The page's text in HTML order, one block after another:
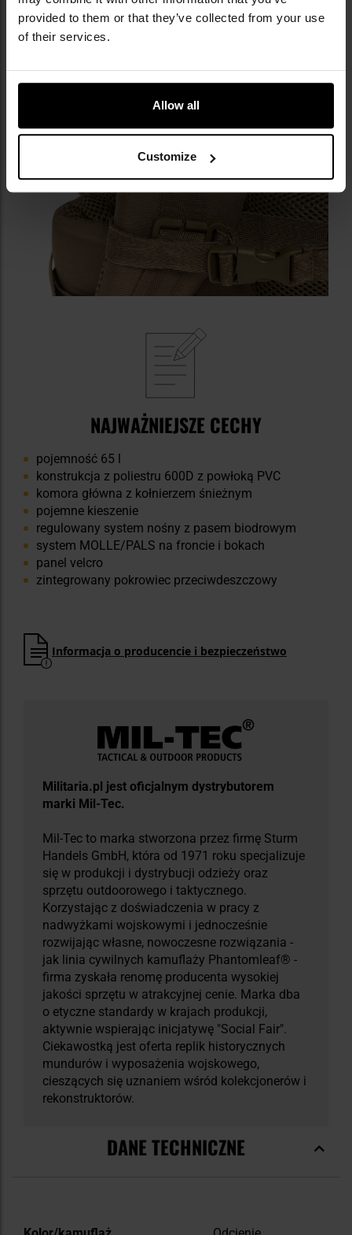
provided to them or that they’ve collected from your use
of their services.
Allow all
Customize
NAJWAŻNIEJSZE CECHY
pojemność 65 l
konstrukcja z poliestru 600D z powłoką PVC
komora główna z kołnierzem śnieżnym
pojemne kieszenie
regulowany system nośny z pasem biodrowym
system MOLLE/PALS na froncie i bokach
panel velcro
zintegrowany pokrowiec przeciwdeszczowy
Informacja o producencie i bezpieczeństwo
Militaria.pl jest oficjalnym dystrybutorem
marki Mil-Tec.
Mil-Tec to marka stworzona przez firmę Sturm
Handels GmbH, która od 1971 roku specjalizuje
się w produkcji i dystrybucji odzieży oraz
sprzętu outdoorowego i taktycznego.
Korzystając z doświadczenia w pracy z
nadwyżkami wojskowymi i jednocześnie
rozwijając własne, nowoczesne rozwiązania -
jak linia cywilnych kamuflaży Phantomleaf® -
firma zyskała renomę producenta wysokiej
jakości sprzętu w atrakcyjnej cenie. Marka dba
o etyczne standardy w krajach produkcji,
aktywnie wspierając inicjatywę "Social Fair".
Ciekawostką jest oferta replik historycznych
mundurów i wyposażenia wojskowego,
cieszących się uznaniem wśród kolekcjonerów i
rekonstruktorów.
DANE TECHNICZNE
Więcej